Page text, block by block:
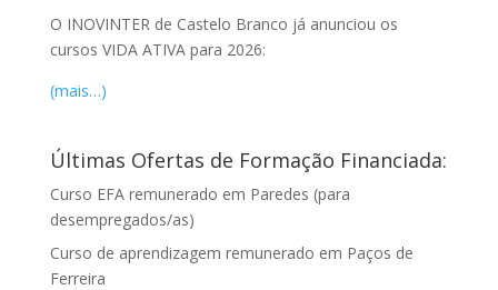
O INOVINTER de Castelo Branco já anunciou os
cursos VIDA ATIVA para 2026:
(mais…)
Últimas Ofertas de Formação Financiada:
Curso EFA remunerado em Paredes (para
desempregados/as)
Curso de aprendizagem remunerado em Paços de
Ferreira